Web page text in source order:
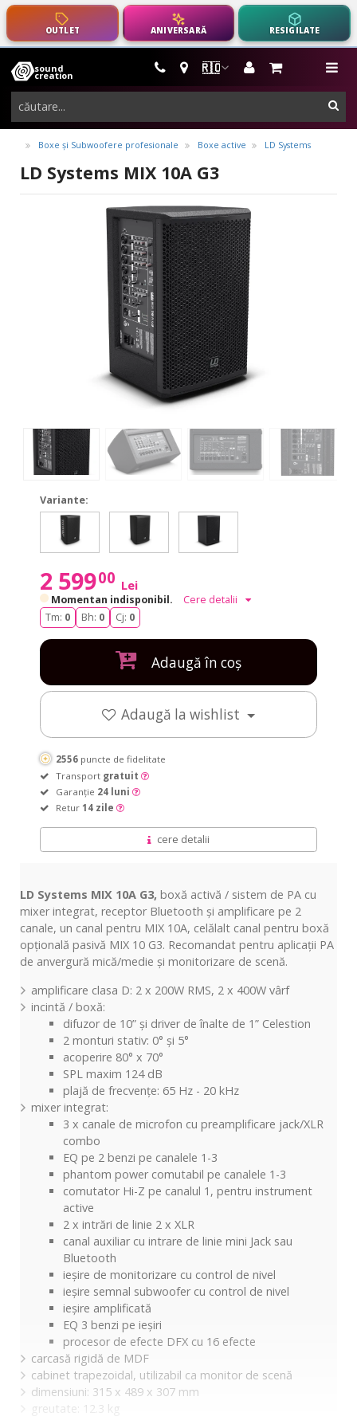
OUTLET ANIVERSARĂ RESIGILATE
🇷🇴
sound
creation
instrumente
muzicale,
echipamente
pro-
audio
Boxe și Subwoofere profesionale Boxe active LD Systems
LD Systems MIX 10A G3
Variante:
G3
MIX
G3
G3
MIX
G3
MIX
G3
MIX
G3
2 59900 Lei
Momentan indisponibil.
Cere detalii
Tm: 0 Bh: 0 Cj: 0
Adaugă în coș
Adaugă la wishlist
2556 puncte de fidelitate
Transport gratuit
Garanție 24 luni
Retur 14 zile
cere detalii
LD Systems MIX 10A G3, boxă activă / sistem de PA cu
mixer integrat, receptor Bluetooth și amplificare pe 2
canale, un canal pentru MIX 10A, celălalt canal pentru boxă
opțională pasivă MIX 10 G3. Recomandat pentru aplicații PA
de anvergură mică/medie și monitorizare de scenă.
amplificare clasa D: 2 x 200W RMS, 2 x 400W vârf
incintă / boxă:
difuzor de 10” și driver de înalte de 1” Celestion
2 monturi stativ: 0° și 5°
acoperire 80° x 70°
SPL maxim 124 dB
plajă de frecvențe: 65 Hz - 20 kHz
mixer integrat:
3 x canale de microfon cu preamplificare jack/XLR
combo
EQ pe 2 benzi pe canalele 1-3
phantom power comutabil pe canalele 1-3
comutator Hi-Z pe canalul 1, pentru instrument
active
2 x intrări de linie 2 x XLR
canal auxiliar cu intrare de linie mini Jack sau
Bluetooth
ieșire de monitorizare cu control de nivel
ieșire semnal subwoofer cu control de nivel
ieșire amplificată
EQ 3 benzi pe ieșiri
procesor de efecte DFX cu 16 efecte
carcasă rigidă de MDF
cabinet trapezoidal, utilizabil ca monitor de scenă
dimensiuni: 315 x 489 x 307 mm
greutate: 12.3 kg